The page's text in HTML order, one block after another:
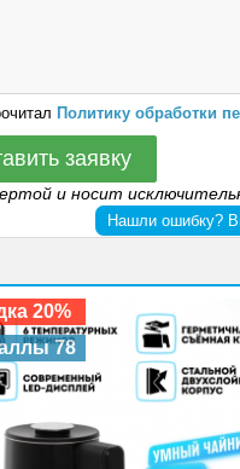
Политику обработки
заявку
и носит
Нашли ошибку?
20%
78